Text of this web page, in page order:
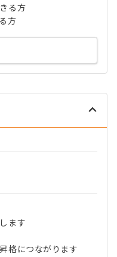
る方
方
ます
格につながります